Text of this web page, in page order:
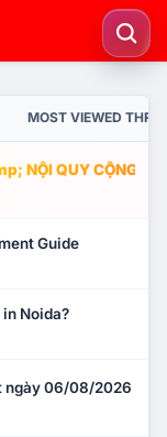
MOST VIEWED
NỘI QUY CỘNG
Guide
in Noida?
ngày 06/08/2026